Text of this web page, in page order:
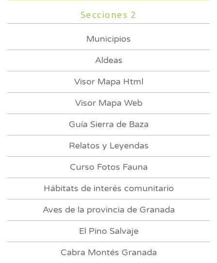
Secciones 2
Municipios
Aldeas
Visor Mapa Html
Visor Mapa Web
Guía Sierra de Baza
Relatos y Leyendas
Curso Fotos Fauna
Hábitats de interés comunitario
Aves de la provincia de Granada
El Pino Salvaje
Cabra Montés Granada